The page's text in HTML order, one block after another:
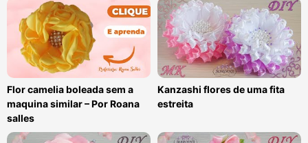
Flor camelia boleada sem a
maquina similar – Por Roana
salles
Kanzashi flores de uma fita
estreita